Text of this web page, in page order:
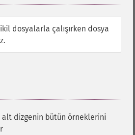
dosyalarla çalışırken dosya
alt dizgenin bütün örneklerini